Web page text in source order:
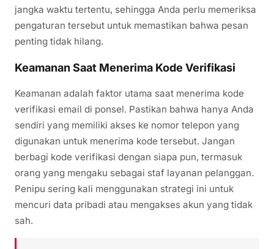
jangka waktu tertentu, sehingga Anda perlu memeriksa
pengaturan tersebut untuk memastikan bahwa pesan
penting tidak hilang.
Keamanan Saat Menerima Kode Verifikasi
Keamanan adalah faktor utama saat menerima kode
verifikasi email di ponsel. Pastikan bahwa hanya Anda
sendiri yang memiliki akses ke nomor telepon yang
digunakan untuk menerima kode tersebut. Jangan
berbagi kode verifikasi dengan siapa pun, termasuk
orang yang mengaku sebagai staf layanan pelanggan.
Penipu sering kali menggunakan strategi ini untuk
mencuri data pribadi atau mengakses akun yang tidak
sah.